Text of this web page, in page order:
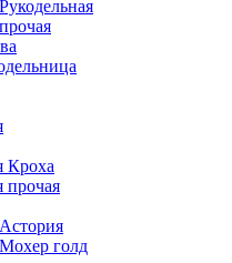
Кроха
прочая
голд